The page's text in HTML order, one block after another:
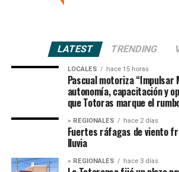
LATEST TRENDING
LOCALES hace 15 horas
Pascual motoriza “Impulsar
autonomía, capacitación y
que Totoras marque el
» REGIONALES hace 2 días
Fuertes ráfagas de viento
lluvia
» REGIONALES hace 3 días